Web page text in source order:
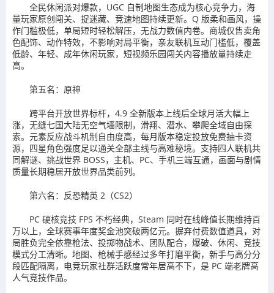
全民休闲派对爆款，UGC 自制地图生态成为核心竞争力，海
量玩家原创闯关、捉迷藏、竞速地图持续更新。Q 版柔和画风，操
作门槛极低，单局短时轻松解压，无战力数值内卷。商城仅售卖角
色配饰、动作特效，不影响对局平衡，亲友联机互动门槛低，覆盖
低龄、年轻、成年休闲玩家，短视频乐园闯关内容播放量持续走
高。
第五名：原神
跨平台开放世界标杆，4.9 全新版本上线后全球月活大幅上
涨，无缝七国大陆无空气墙限制，滑翔、潜水、攀爬全域自由探
索。元素反应战斗机制自由度高，每月版本稳定投放免费抽卡资
源，四星角色强度足以通关全部主线与高难秘境。支持四人联机共
同解谜、挑战世界 BOSS，主机、PC、手机三端互通，画面与剧情
质量长期稳居开放世界品类前列。
第六名：反恐精英 2（CS2）
PC 硬核竞技 FPS 不朽经典，Steam 同时在线峰值长期维持百
万以上，全球赛事年度奖金池突破两亿元。摒弃付费数值道具，对
局胜负完全依靠枪法、投掷物战术、团队配合，爆破、休闲、竞技
模式分工清晰。地图、枪械手感经过多年打磨平衡，新手与高分分
段匹配隔离，电竞玩家社群活跃度常年居高不下，是 PC 端老牌高
人气竞技作品。